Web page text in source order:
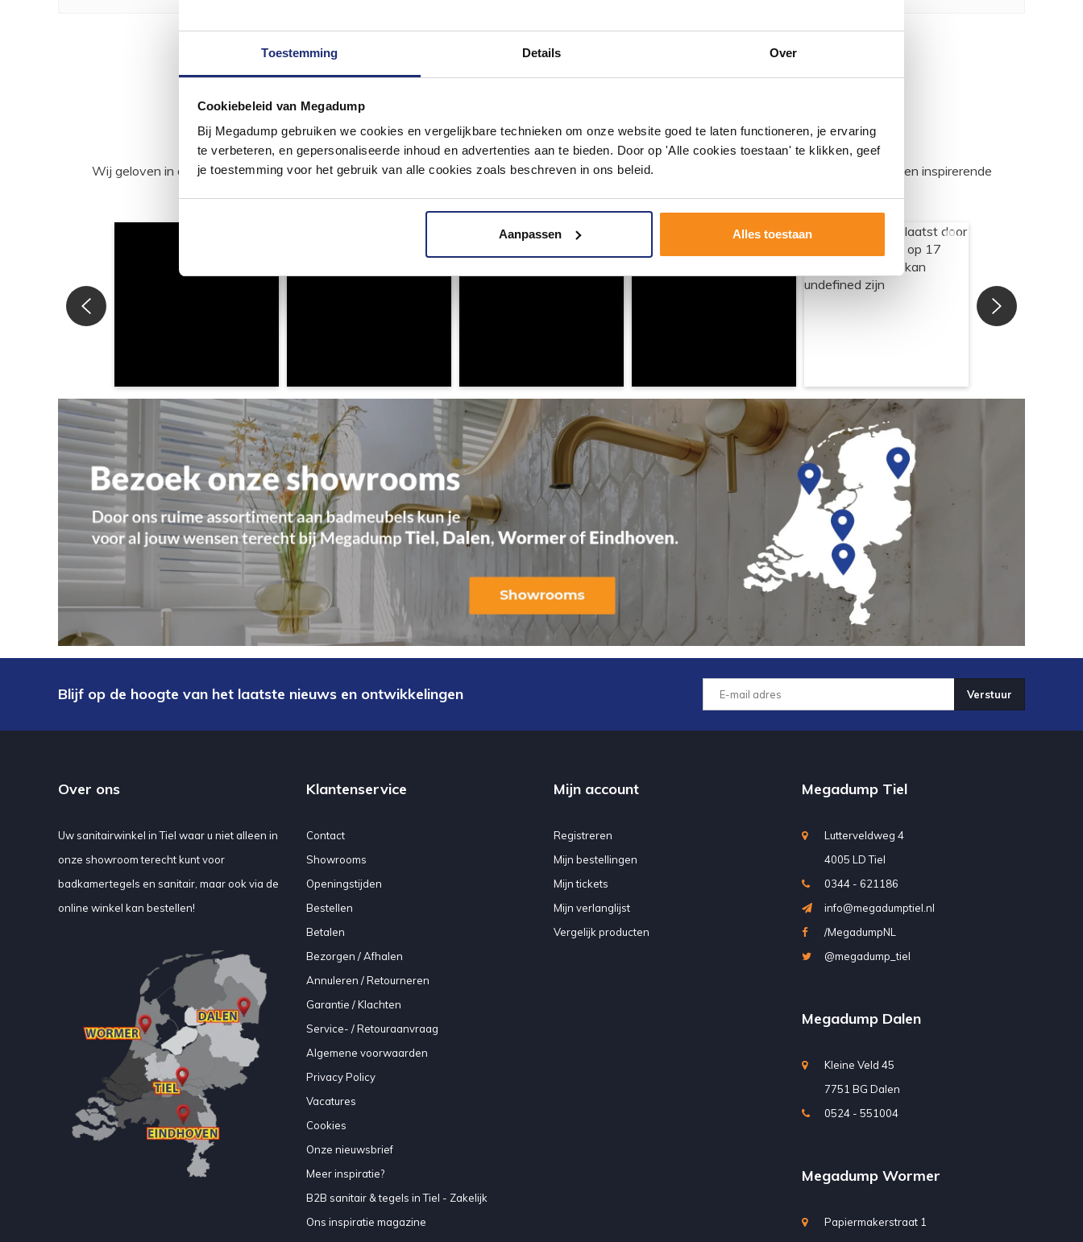
Toestemming Details Over
Cookiebeleid van Megadump
Bij Megadump gebruiken we cookies en vergelijkbare technieken om onze website goed te laten functioneren, je ervaring
te verbeteren, en gepersonaliseerde inhoud en advertenties aan te bieden. Door op 'Alle cookies toestaan' te klikken, geef
je toestemming voor het gebruik van alle cookies zoals beschreven in ons beleid.
Aanpassen Alles toestaan
#mijndroombadkamer
Wij geloven in de kracht van delen. Deel jouw badkamer op Instagram met #mijndroombadkamer en tag @megadumpnl. Samen bouwen we een inspirerende
Blijf op de hoogte van het laatste nieuws en ontwikkelingen Verstuur
Over ons
Uw sanitairwinkel in Tiel waar u niet alleen in
onze showroom terecht kunt voor
badkamertegels en sanitair, maar ook via de
online winkel kan bestellen!
Klantenservice
Contact
Showrooms
Openingstijden
Bestellen
Betalen
Bezorgen / Afhalen
Annuleren / Retourneren
Garantie / Klachten
Service- / Retouraanvraag
Algemene voorwaarden
Privacy Policy
Vacatures
Cookies
Onze nieuwsbrief
Meer inspiratie?
B2B sanitair & tegels in Tiel - Zakelijk
Ons inspiratie magazine
Mijn account
Registreren
Mijn bestellingen
Mijn tickets
Mijn verlanglijst
Vergelijk producten
Megadump Tiel
Lutterveldweg 4
4005 LD Tiel
0344 - 621186
info@megadumptiel.nl
/MegadumpNL
@megadump_tiel
Megadump Dalen
Kleine Veld 45
7751 BG Dalen
0524 - 551004
Megadump Wormer
Papiermakerstraat 1